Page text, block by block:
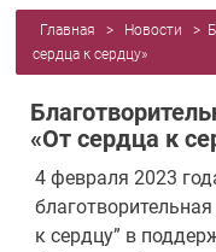
Главная > Новости >
сердца к сердцу»
«От сердца к
4 февраля 2023
к сердцу” в